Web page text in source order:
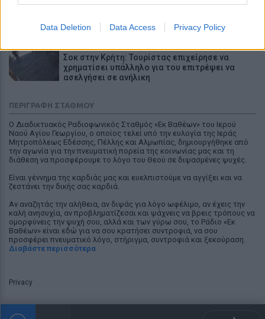
Data Deletion Data Access Privacy Policy
της Αιγύπτου
Σοκ στην Κρήτη: Τουρίστας επιχείρησε να
χρηματίσει υπάλληλο για του επιτρέψει να
ασελγήσει σε ανήλικη
«Θέλω τον μπαμπά μου»: Το βίντεο της
μεθυσμένης οδηγού που σκότωσε νύφη ώρες
μετά τον γάμο της
LIFESTYLE
Χρήστος Δάντης: «Συνάδελφοι προσπαθούν να
ξεχάσουν ότι έγραψα το """"My Number One""""»
LIFESTYLE
διακοπές έναν μήνα» - Η απίθανη ατάκα στην
κάμερα του MEGA
ΕΙΔΗΣΕΙΣ
Τροχαίο στις Σέρρες: «Έχασα τη γυναίκα και το
παιδί μου, τα έχασα όλα» - Ο πόνος του πατέρα
ΠΕΡΙΓΡΑΦΉ ΣΤΑΘΜΟΎ
Ο Διαδικτυακός Ραδιοφωνικός Σταθμός «Εκ Βαθέων» του Ιερού
Ναού Αγίου Γεωργίου, ο οποίος τελεί υπό την ευλογία της Ιεράς
Μητροπόλεως Εδέσσης, Πέλλης και Αλμωπίας, δημιουργήθηκε από
την αγωνία για την πνευματική πορεία της κοινωνίας μας και τη
διάθεση να προσφέρουμε το λόγο του Θεού σε διψασμένες ψυχές.
Είναι γέννημα της καρδιάς μας και ευελπιστούμε να αγγίξει και να
ζεστάνει την δικής σας καρδιά.
Αν αναζητάς την αλήθεια, αν διψάς για λόγο ωφέλιμο, αν έχεις την
καλή ανησυχία, αν προβληματίζεσαι και ψάχνεις να βρεις τρόπους να
ομορφύνεις την ψυχή σου, αλλά και των γύρω σου, το Ράδιο «Εκ
Βαθέων» είναι εδώ για να σου κρατήσει συντροφιά, να σου
προσφέρει πνευματικό λόγο, στήριγμα, συντροφιά και ξεκούραση.
Διαβάστε περισσότερα
Privacy